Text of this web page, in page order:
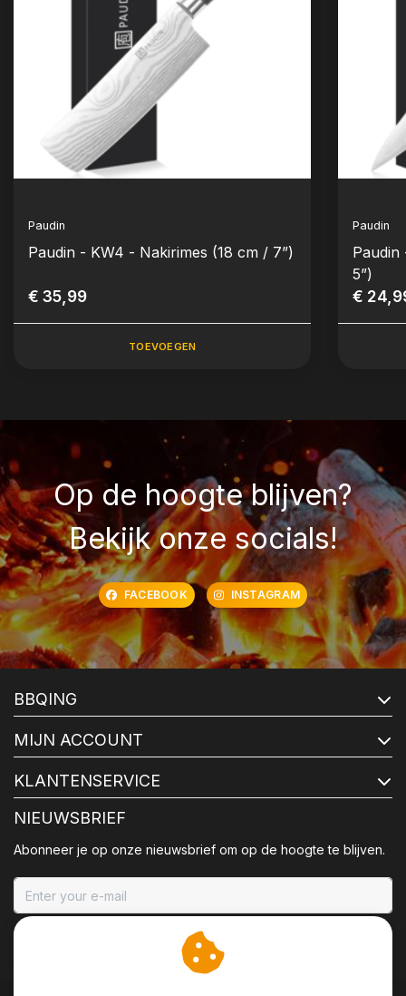
Paudin
Paudin - KW4 - Nakirimes (18 cm / 7”)
€ 35,99
TOEVOEGEN
Paudin
Paudin
5”)
€
Op de hoogte blijven?
Bekijk onze socials!
FACEBOOK INSTAGRAM
BBQING
MIJN ACCOUNT
KLANTENSERVICE
NIEUWSBRIEF
Abonneer je op onze nieuwsbrief om op de hoogte te blijven.